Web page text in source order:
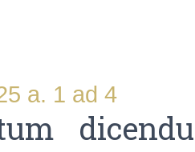
a. 1 ad 4